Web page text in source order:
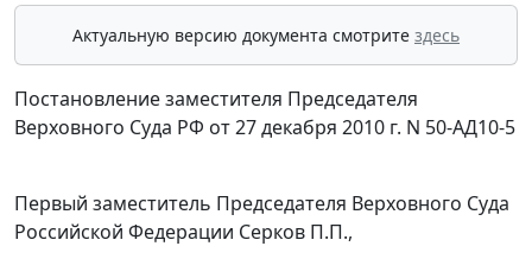
Актуальную версию документа смотрите здесь
Постановление заместителя Председателя
Верховного Суда РФ от 27 декабря 2010 г. N 50-АД10-5
Первый заместитель Председателя Верховного Суда
Российской Федерации Серков П.П.,